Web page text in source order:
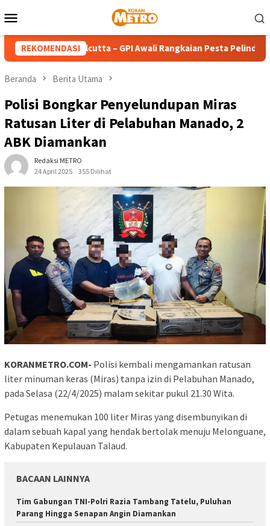
ke
Mobile
REKOMENDASI
Teresa Calcutta – GPI Awali Rangkaian Pesta Pelindung
Beranda Berita Utama
Polisi Bongkar Penyelundupan Miras
Ratusan Liter di Pelabuhan Manado, 2
ABK Diamankan
Redaksi METRO
24 April 2025
355 Dilihat
KORANMETRO.COM- Polisi kembali mengamankan ratusan
liter minuman keras (Miras) tanpa izin di Pelabuhan Manado,
pada Selasa (22/4/2025) malam sekitar pukul 21.30 Wita.
Petugas menemukan 100 liter Miras yang disembunyikan di
dalam sebuah kapal yang hendak bertolak menuju Melonguane,
Kabupaten Kepulauan Talaud.
BACAAN LAINNYA
Tim Gabungan TNI-Polri Razia Tambang Tatelu, Puluhan
Parang Hingga Senapan Angin Diamankan